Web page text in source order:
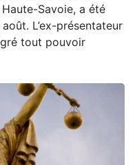
Savoie, a été
L’ex-présentateur
tout pouvoir